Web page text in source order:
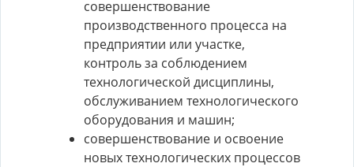
совершенствование
производственного процесса на
предприятии или участке,
контроль за соблюдением
технологической дисциплины,
обслуживанием технологического
оборудования и машин;
совершенствование и освоение
новых технологических процессов